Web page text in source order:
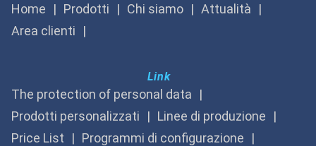
Home Prodotti Chi siamo
Attualità
Area clienti
Link
The protection of personal data
Prodotti personalizzati
Linee di produzione
Price List
Programmi di configurazione